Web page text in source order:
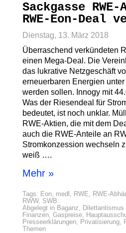
Sackgasse
RWE-Eon-Deal
Dienstag, 13. März 2018
Überraschend verkündeten
einen Mega-Deal. Die
das lukrative Netzgeschäft
erneuerbaren Energien
werden sollen. Innogy mit
Was der Riesendeal für
bedeutet, ist noch unklar.
RWE-Aktien, die mit dem
auch die RWE-Anteile an
Stromkonzession wechseln
weiß ….
Mehr »
Tags: Eon, medl , RWE, RWE-
RWW, SWB
Abgelegt in Baganz, Dilettantismus
Finanzen, Gaspreise,
Presseerklärungen, Privatisierung,
Themen